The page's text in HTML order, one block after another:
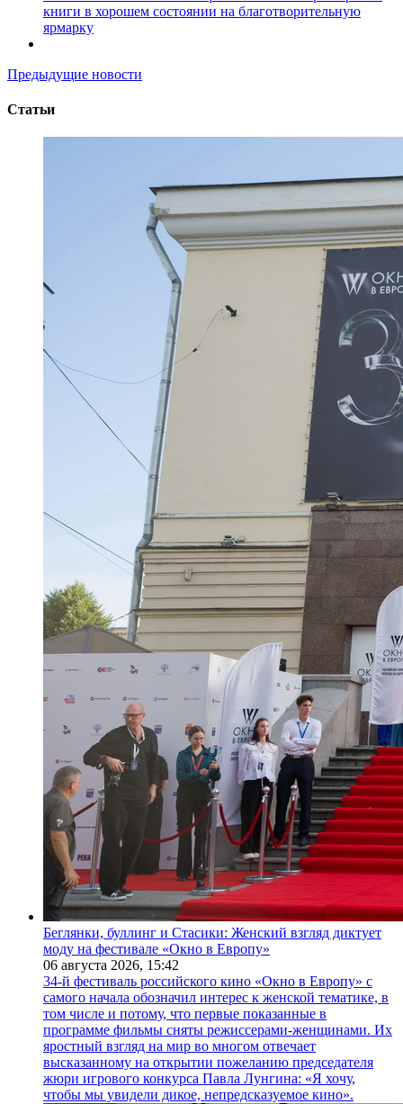
книги в хорошем состоянии на благотворительную
ярмарку
Предыдущие новости
Статьи
Беглянки, буллинг и Стасики: Женский взгляд диктует
моду на фестивале «Окно в Европу»
06 августа 2026, 15:42
34-й фестиваль российского кино «Окно в Европу» с
самого начала обозначил интерес к женской тематике, в
том числе и потому, что первые показанные в
программе фильмы сняты режиссерами-женщинами. Их
яростный взгляд на мир во многом отвечает
высказанному на открытии пожеланию председателя
жюри игрового конкурса Павла Лунгина: «Я хочу,
чтобы мы увидели дикое, непредсказуемое кино».